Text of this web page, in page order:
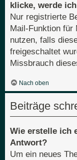
klicke, werde
Nur registrierte
Mail-Funktion für
nutzen, falls
freigeschaltet
Missbrauch
Nach oben
Beiträge
Wie erstelle ich
Antwort?
Um ein neues